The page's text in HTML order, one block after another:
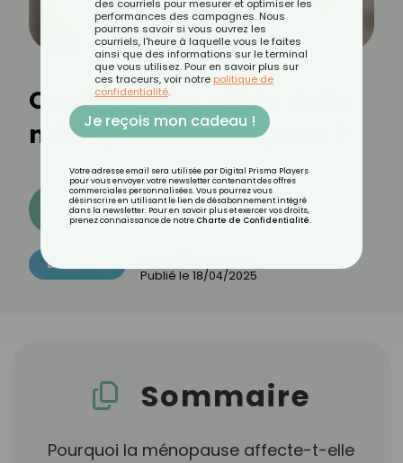
Quels sont les effets de la
ménopause sur la peau ?
Découvrez les 11 menus CROQ
BIEN-ÊTRE
Publié le 18/04/2025
Sommaire
Pourquoi la ménopause affecte-t-elle
des courriels pour mesurer et optimiser les
performances des campagnes. Nous
pourrons savoir si vous ouvrez les
courriels, l'heure à laquelle vous le faites
ainsi que des informations sur le terminal
que vous utilisez. Pour en savoir plus sur
ces traceurs, voir notre politique de
confidentialité.
Je reçois mon cadeau !
Votre adresse email sera utilisée par Digital Prisma Players
pour vous envoyer votre newsletter contenant des offres
commerciales personnalisées. Vous pourrez vous
désinscrire en utilisant le lien de désabonnement intégré
dans la newsletter. Pour en savoir plus et exercer vos droits,
prenez connaissance de notre Charte de Confidentialité.